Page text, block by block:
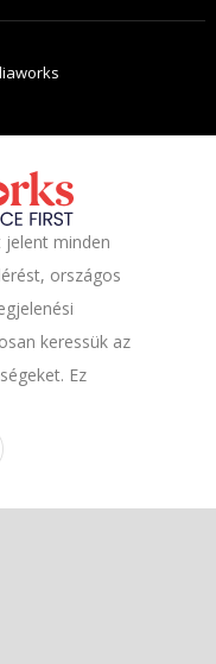
minden
országos
keressük az
Ez